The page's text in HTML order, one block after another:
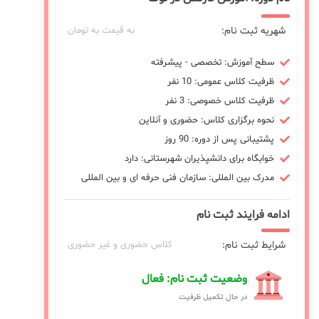
شهریه ثبت نام: به قیمت به تومان
سطح آموزش: تخصصی - پیشرفته
ظرفیت کلاس عمومی: 10 نفر
ظرفیت کلاس خصوصی: 3 نفر
نحوه برگزاری کلاس: حضوری و آنلاین
پشتیبانی پس از دوره: 90 روز
خوابگاه برای دانشپذیران شهرستانی: دارد
مدرک بین المللی: سازمان فنی حرفه ای و بین المللی
ادامه فرایند ثبت نام
شرایط ثبت نام: کلاس حضوری و غیر حضوری
وضعیت ثبت نام: فعال
در حال تکمیل ظرفیت